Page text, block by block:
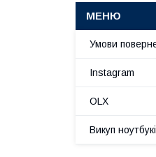
Умови
Instagram
OLX
Викуп